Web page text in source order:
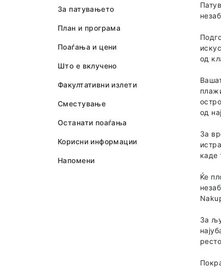
За патувањето
План и програма
Поаѓања и цени
Што е вклучено
Факултативни излети
Сместување
Останати поаѓања
Корисни информации
Напомени
од
од
За
каде
Ќе
За